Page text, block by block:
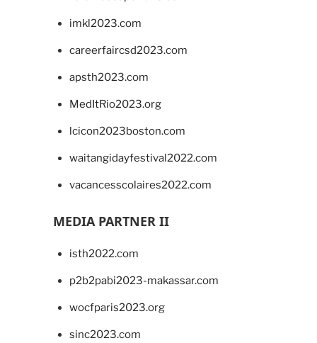
imkl2023.com
careerfaircsd2023.com
apsth2023.com
MedItRio2023.org
lcicon2023boston.com
waitangidayfestival2022.com
vacancesscolaires2022.com
MEDIA PARTNER II
isth2022.com
p2b2pabi2023-makassar.com
wocfparis2023.org
sinc2023.com